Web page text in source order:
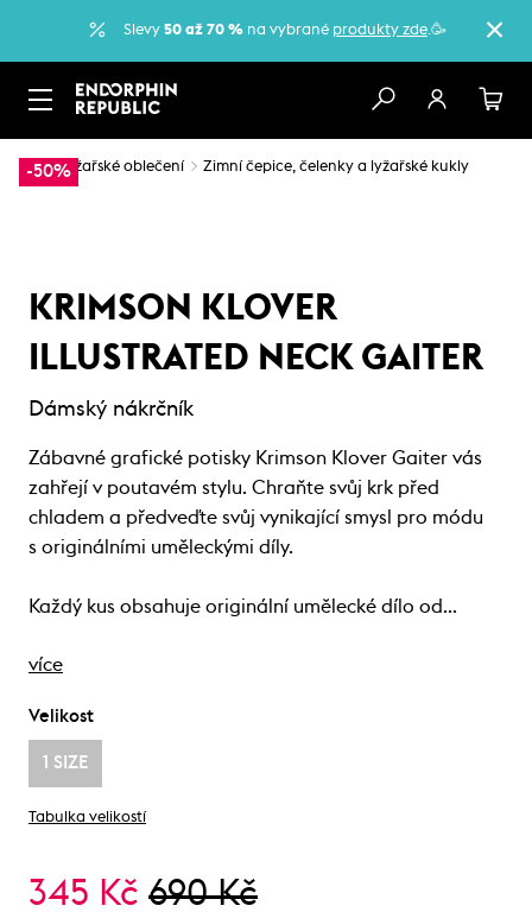
Slevy 50 až 70 % na vybrané produkty zde.🥳
-50%
… Lyžařské oblečení Zimní čepice, čelenky a lyžařské kukly
KRIMSON KLOVER
ILLUSTRATED NECK GAITER
Dámský nákrčník
Zábavné grafické potisky Krimson Klover Gaiter vás
zahřejí v poutavém stylu. Chraňte svůj krk před
chladem a předveďte svůj vynikající smysl pro módu
s originálními uměleckými díly.
Každý kus obsahuje originální umělecké dílo od…
více
Velikost
1 SIZE
Tabulka velikostí
345 Kč 690 Kč